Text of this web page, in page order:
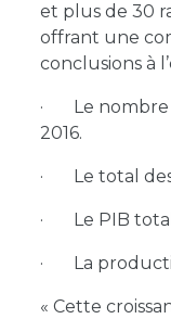
et plus de 30
offrant une
conclusions à
· Le nombre
2016.
· Le total des
· Le PIB total
· La
« Cette